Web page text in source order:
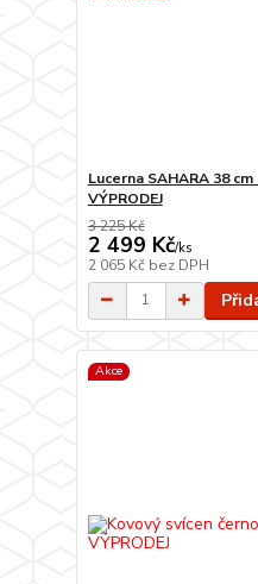
Lucerna SAHARA 38
VÝPRODEJ
3 225 Kč
2 499 Kč/ks
2 065 Kč bez DPH
Akce